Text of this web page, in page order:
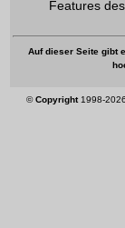
Features
Auf dieser Seite gibt
©Copyright1998-